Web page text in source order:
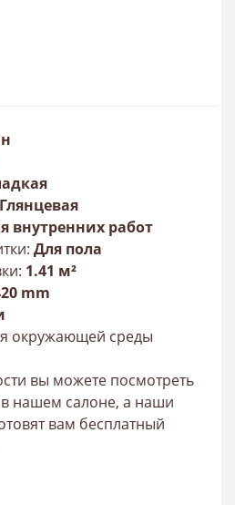
Глянцевая
внутренних работ
Для пола
1.41 м²
mm
окружающей среды
вы можете посмотреть
нашем салоне, а наши
вам бесплатный